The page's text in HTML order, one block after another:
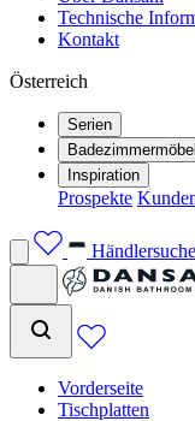
Technische
Kontakt
Österreich
Serien
Inspiration
Prospekte
Händlersuche
Vorderseite
Tischplatten